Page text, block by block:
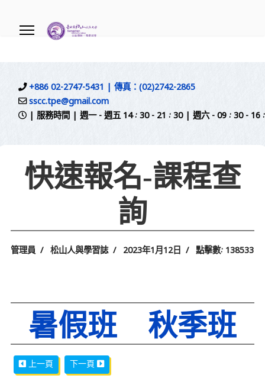
+886 02-2747-5431 | 傳真：(02)2742-2865
sscc.tpe@gmail.com
| 服務時間 | 週一 - 週五 14 : 30 - 21 : 30 | 週六 - 09 : 30 - 16
快速報名-課程查
詢
管理員 松山人與學習誌 2023年1月12日 點擊數: 138533
暑假班 秋季班
上一篇文章: 快速報名-線上報名
上一頁 下一篇文章: 學習誌08
下一頁